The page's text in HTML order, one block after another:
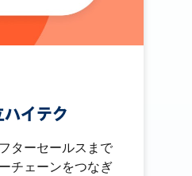
イテク
ターセールスまで
チェーンをつなぎ